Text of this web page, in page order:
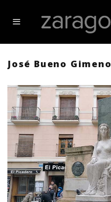
José Bueno Gimeno